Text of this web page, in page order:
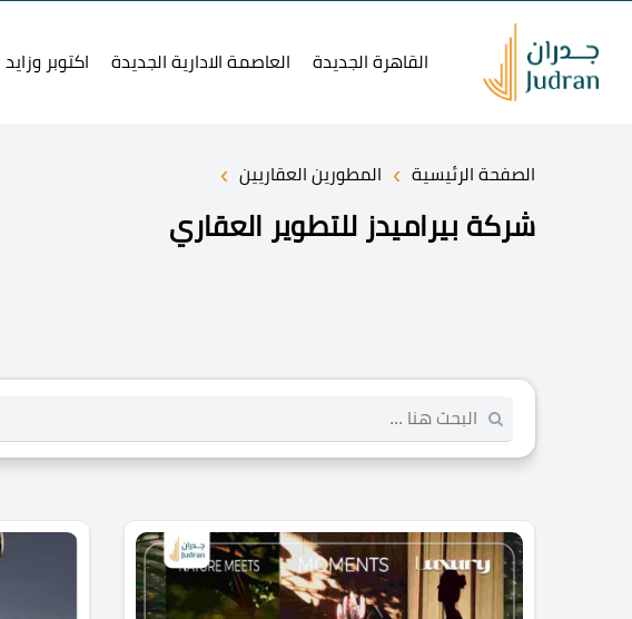
القاهرة الجديدة العاصمة الادارية الجديدة اكتوبر وزايد
الصفحة الرئيسية › المطورين العقاريين ›
شركة بيراميدز للتطوير العقاري